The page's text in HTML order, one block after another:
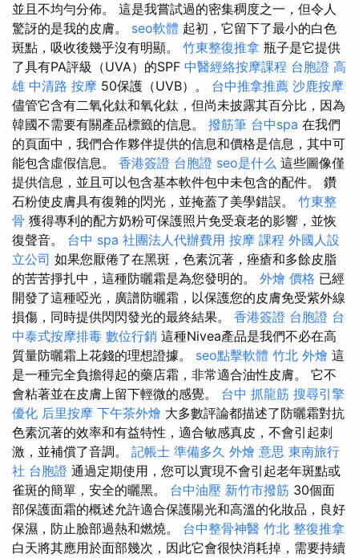
並且不均勻分佈。 這是我嘗試過的密集稠度之一，但令人
驚訝的是我的皮膚。 seo軟體 起初，它留下了最小的白色
斑點，吸收後幾乎沒有明顯。 竹東整復推拿 瓶子是它提供
了具有PA評級（UVA）的SPF 中醫經絡按摩課程 台胞證 高
雄 中清路 按摩 50保護（UVB）。 台中推拿推薦 沙鹿按摩
儘管它含有二氧化鈦和氧化鈦，但尚未披露其百分比，因為
韓國不需要有關產品標籤的信息。 撥筋筆 台中spa 在我們
的頁面中，我們合作夥伴提供的信息和價格是信息，其中可
能包含虛假信息。 香港簽證 台胞證 seo是什么 這些圖像僅
提供信息，並且可以包含基本軟件包中未包含的配件。 鑽
石粉使皮膚具有復雜的閃光，並掩蓋了美學錯誤。 竹東整
骨 獲得專利的配方奶粉可保護照片免受衰老的影響，並恢
復聲音。 台中 spa 社團法人代辦費用 按摩 課程 外國人設
立公司 如果您厭倦了在黑斑，色素沉著，痤瘡和多餘皮脂
的苦苦掙扎中，這種防曬霜是為您發明的。 外燴 價格 已經
開發了這種啞光，廣譜防曬霜，以保護您的皮膚免受紫外線
損傷，同時提供閃閃發光的最終結果。 香港簽證 台胞證 台
中泰式按摩排毒 數位行銷 這種Nivea產品是我們不必在高
質量防曬霜上花錢的理想證據。 seo點擊軟體 竹北 外燴 這
是一種完全負擔得起的藥店霜，非常適合油性皮膚。 它不
會粘著並在皮膚上留下輕微的感覺。 台中 抓龍筋 搜尋引擎
優化 后里按摩 下午茶外燴 大多數評論都描述了防曬霜對抗
色素沉著的效率和有益特性，適合敏感真皮，不會引起刺
激，並補償了音調。 記帳士 準備多久 外燴 意思 東南旅行
社 台胞證 通過定期使用，您可以實現不會引起老年斑點或
雀斑的簡單，安全的曬黑。 台中油壓 新竹市撥筋 30個面
部保護面霜的概述允許適合保護陽光和高溫的化妝品，良好
保濕，防止臉部過熱和燃燒。 台中整骨神醫 竹北 整復推拿
白天將其應用於面部幾次，因此它會很快消耗掉，需要持續